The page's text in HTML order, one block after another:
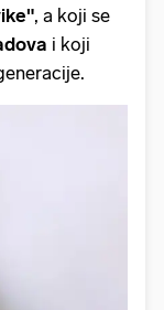
, a koji se
i koji